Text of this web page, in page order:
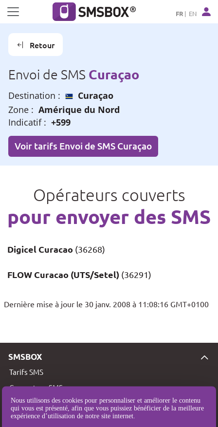
Panneau de gestion des cookies
Nous utilisons des cookies pour personnaliser et améliorer le contenu
qui vous est présenté, afin que vous puissiez bénéficier de la meilleure
expérience d’utilisation de notre site internet.
FR EN
Retour
Envoi de SMS Curaçao
Destination :
Curaçao
Zone : Amérique du Nord
Indicatif : +599
Voir tarifs Envoi de SMS Curaçao
Opérateurs couverts
pour envoyer des SMS
Digicel Curacao (36268)
FLOW Curacao (UTS/Setel) (36291)
Dernière mise à jour le 30 janv. 2008 à 11:08:16 GMT+0100
SMSBOX
Tarifs SMS
Couverture SMS
Qui sommes-nous ?
Mentions légales